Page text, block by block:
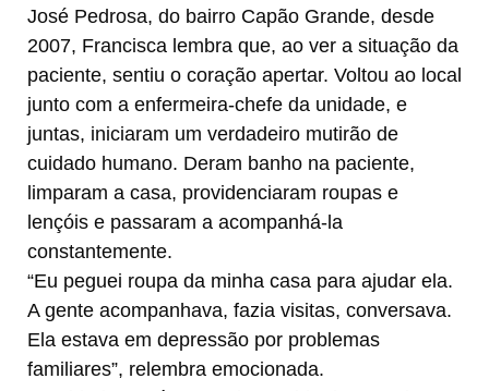
José Pedrosa, do bairro Capão Grande, desde
2007, Francisca lembra que, ao ver a situação da
paciente, sentiu o coração apertar. Voltou ao local
junto com a enfermeira-chefe da unidade, e
juntas, iniciaram um verdadeiro mutirão de
cuidado humano. Deram banho na paciente,
limparam a casa, providenciaram roupas e
lençóis e passaram a acompanhá-la
constantemente.
“Eu peguei roupa da minha casa para ajudar ela.
A gente acompanhava, fazia visitas, conversava.
Ela estava em depressão por problemas
familiares”, relembra emocionada.